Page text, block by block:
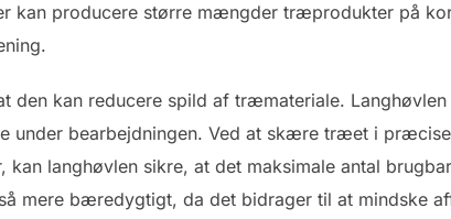
kan producere større mængder træprodukter på
den kan reducere spild af træmateriale.
under bearbejdningen. Ved at skære træet i
langhøvlen sikre, at det maksimale antal
mere bæredygtigt, da det bidrager til at mindske